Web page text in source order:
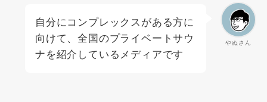
やぬさん
自分にコンプレックスがある方に
向けて、全国のプライベートサウ
ナを紹介しているメディアです